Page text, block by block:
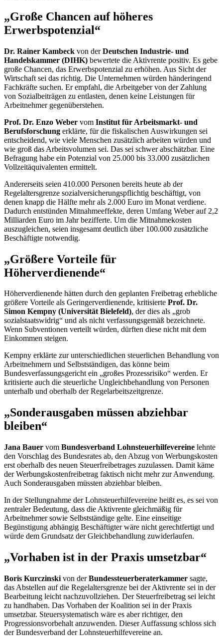
„Große Chancen auf höheres
Erwerbspotenzial“
Dr. Rainer Kambeck von derDeutschen Industrie- und
Handelskammer (DIHK) bewertete die Aktivrente positiv. Es gebe
große Chancen, das Erwerbspotenzial zu erhöhen. Aus Sicht der
Wirtschaft sei das richtig. Die Unternehmen würden händeringend
Fachkräfte suchen. Er empfahl, die Arbeitgeber von der Zahlung
von Sozialbeiträgen zu entlasten, denen keine Leistungen für
Arbeitnehmer gegenüberstehen.
Prof. Dr. Enzo Weber vom Institut für Arbeitsmarkt- und
Berufsforschung erklärte, für die fiskalischen Auswirkungen sei
entscheidend, wie viele Menschen zusätzlich arbeiten würden und
wie groß das Arbeitsvolumen sei. Das sei schwer abschätzbar. Eine
Befragung habe ein Potenzial von 25.000 bis 33.000 zusätzlichen
Vollzeitäquivalenten ermittelt.
Andererseits seien 410.000 Personen bereits heute ab der
Regelaltersgrenze sozialversicherungspflichtig beschäftigt, von
denen knapp die Hälfte mehr als 2.000 Euro im Monat verdiene.
Dadurch entstünden Mitnahmeeffekte, deren Umfang Weber auf 2,2
Milliarden Euro im Jahr bezifferte. Um die Mitnahmekosten
auszugleichen, seien insgesamt deutlich über 100.000 zusätzliche
Beschäftigte notwendig.
„Größere Vorteile für
Höherverdienende“
Höherverdienende hätten durch den geplanten Freibetrag erhebliche
größere Vorteile als Geringerverdienende, kritisierte Prof. Dr.
Simon Kempny (Universität Bielefeld), der dies als „grob
sozialstaatswidrig“ und als nicht verfassungsgemäß bezeichnete.
Wenn Subventionen verteilt würden, dürften diese nicht mit dem
Einkommen steigen.
Kempny erklärte zur unterschiedlichen steuerlichen Behandlung von
Arbeitnehmern und Selbstständigen, das könne beim
Bundesverfassungsgericht ein „großes Prozessrisiko“ werden. Er
kritisierte auch die steuerliche Ungleichbehandlung von Personen
unterhalb und oberhalb der Regelarbeitszeitgrenze.
„Sonderausgaben müssen abziehbar
bleiben“
Jana Bauer vom Bundesverband Lohnsteuerhilfevereine lehnte
den Vorschlag des Bundesrates ab, den Abzug von Werbungskosten
erst oberhalb des neuen Steuerfreibetrages zuzulassen. Damit käme
der Werbungskostenfreibetrag faktisch nicht mehr zur Anwendung.
Auch Sonderausgaben müssten abziehbar bleiben.
In der Stellungnahme der Lohnsteuerhilfevereine heißt es, es sei von
zentraler Bedeutung, dass die Aktivrente gleichmäßig für
Arbeitnehmer sowie Selbstständige gelte. Eine einseitige
Begünstigung abhängig Beschäftigter wäre nicht gerechtfertigt und
würde dem Grundsatz der Gleichbehandlung zuwiderlaufen.
„Vorhaben ist in der Praxis umsetzbar“
Boris Kurczinski von derBundessteuerberaterkammer sagte,
das Abstellen auf die Regelaltersgrenze bei der Aktivrente sei in der
Bearbeitung leicht nachzuvollziehen. Der Steuerfreibetrag sei leicht
zu handhaben. Das Vorhaben der Koalition sei in der Praxis
umsetzbar. Steuersystematisch wäre es aber richtiger, den
Progressionsvorbehalt anzuwenden. Dieser Auffassung schloss sich
der Bundesverband der Lohnsteuerhilfevereine an.